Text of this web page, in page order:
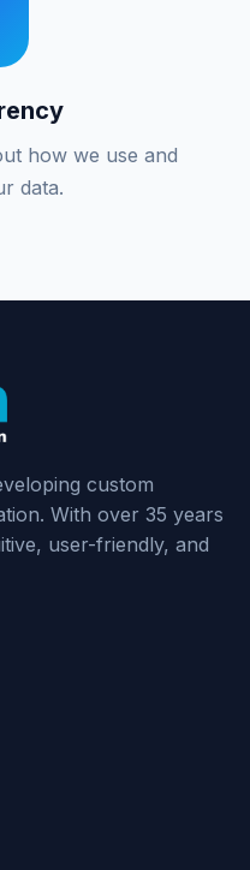
how we use and
data.
custom
With over 35 years
user-friendly, and